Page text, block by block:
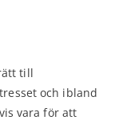
till
och ibland
vara för att